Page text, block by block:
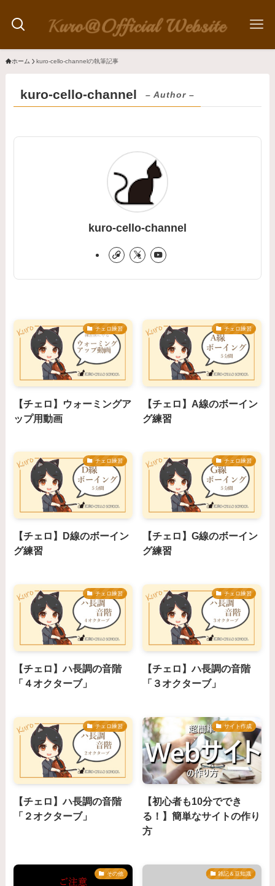
ホーム kuro-cello-channelの執筆記事
kuro-cello-channel – Author –
kuro-cello-channel
チェロ練習
【チェロ】ウォーミングア
ップ用動画
チェロ練習
【チェロ】A線のボーイン
グ練習
チェロ練習
【チェロ】D線のボーイン
グ練習
チェロ練習
【チェロ】G線のボーイン
グ練習
チェロ練習
【チェロ】ハ長調の音階
「４オクターブ」
チェロ練習
【チェロ】ハ長調の音階
「３オクターブ」
チェロ練習
【チェロ】ハ長調の音階
「２オクターブ」
サイト作成
【初心者も10分ででき
る！】簡単なサイトの作り
方
その他 雑記＆豆知識